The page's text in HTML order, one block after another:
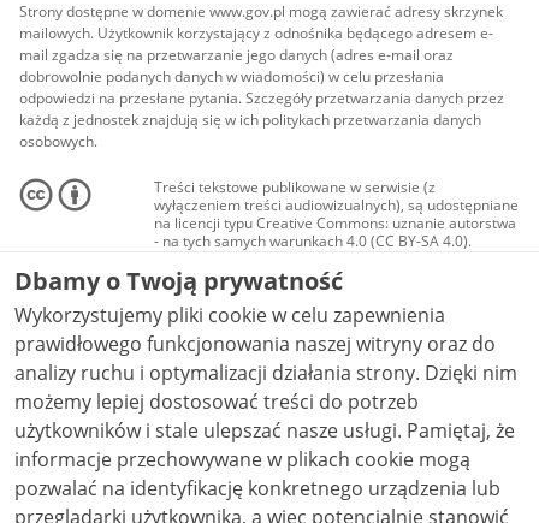
Strony dostępne w domenie www.gov.pl mogą zawierać adresy skrzynek
mailowych. Użytkownik korzystający z odnośnika będącego adresem e-
mail zgadza się na przetwarzanie jego danych (adres e-mail oraz
dobrowolnie podanych danych w wiadomości) w celu przesłania
odpowiedzi na przesłane pytania. Szczegóły przetwarzania danych przez
każdą z jednostek znajdują się w ich politykach przetwarzania danych
osobowych.
Treści tekstowe publikowane w serwisie (z
wyłączeniem treści audiowizualnych), są udostępniane
na licencji typu Creative Commons: uznanie autorstwa
- na tych samych warunkach 4.0 (CC BY-SA 4.0).
Materiały audiowizualne, w tym zdjęcia, materiały
audio i wideo, są udostępniane na licencji typu
Creative Commons: uznanie autorstwa użycie
niekomercyjne - bez utworów zależnych 4.0 (CC BY-
NC-ND 4.0), o ile nie jest to stwierdzone inaczej.
Dbamy o Twoją prywatność
Wykorzystujemy pliki cookie w celu zapewnienia
prawidłowego funkcjonowania naszej witryny oraz do
analizy ruchu i optymalizacji działania strony. Dzięki nim
możemy lepiej dostosować treści do potrzeb
użytkowników i stale ulepszać nasze usługi. Pamiętaj, że
informacje przechowywane w plikach cookie mogą
pozwalać na identyfikację konkretnego urządzenia lub
przeglądarki użytkownika, a więc potencjalnie stanowić